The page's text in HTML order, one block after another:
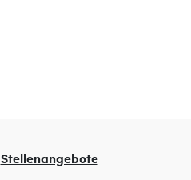
Stellenangebote